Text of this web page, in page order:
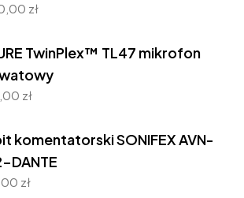
zł
TwinPlex™ TL47 mikrofon
zł
komentatorski SONIFEX AVN-
DANTE
zł